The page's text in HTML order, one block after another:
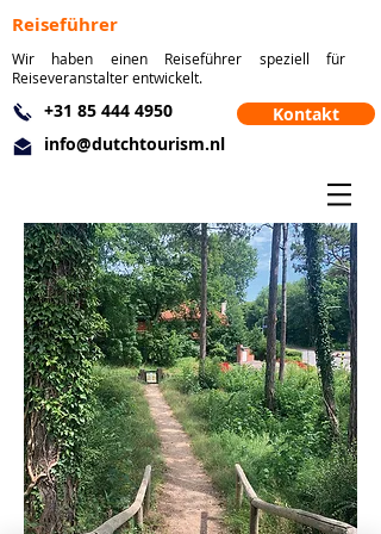
Reiseführer
Wir haben einen Reiseführer speziell für
Reiseveranstalter entwickelt.
+31 85 444 4950
info@dutchtourism.nl
Kontakt